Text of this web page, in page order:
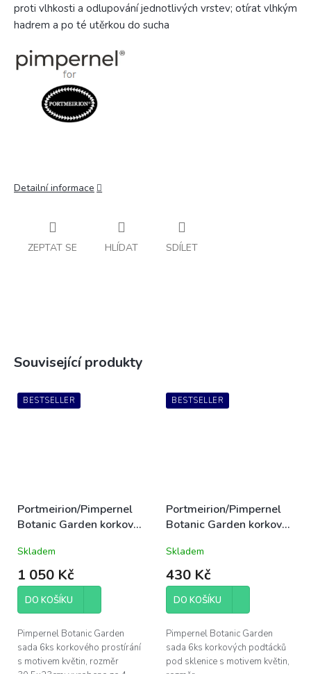
proti vlhkosti a odlupování jednotlivých vrstev; otírat vlhkým
hadrem a po té utěrkou do sucha
Detailní informace
ZEPTAT SE HLÍDAT SDÍLET
Související produkty
BESTSELLER
Portmeirion/Pimpernel
Botanic Garden korkové
střední sada 6ks
květinové
Skladem
1 050 Kč
DO KOŠÍKU
Pimpernel Botanic Garden
sada 6ks korkového prostírání
s motivem květin, rozměr
BESTSELLER
Portmeirion/Pimpernel
Botanic Garden korkové
10,5x10,5cm sada 6ks
květinové
Skladem
430 Kč
DO KOŠÍKU
Pimpernel Botanic Garden
sada 6ks korkových podtácků
pod sklenice s motivem květin,